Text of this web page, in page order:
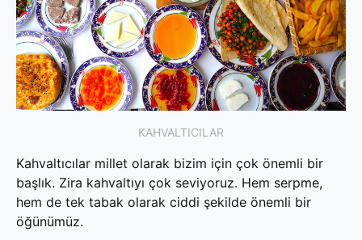
KAHVALTICILAR
Kahvaltıcılar millet olarak bizim için çok önemli bir
başlık. Zira kahvaltıyı çok seviyoruz. Hem serpme,
hem de tek tabak olarak ciddi şekilde önemli bir
öğünümüz.